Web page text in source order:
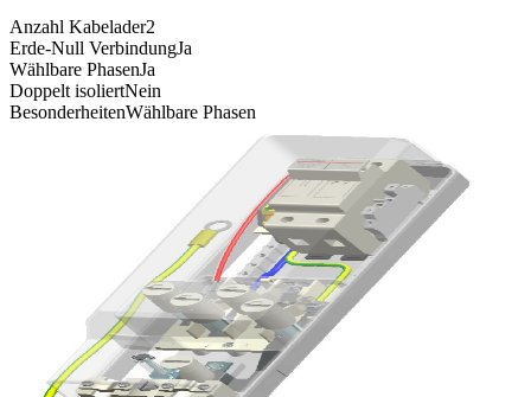
Anzahl Kabelader2
Erde-Null VerbindungJa
Wählbare PhasenJa
Doppelt isoliertNein
BesonderheitenWählbare Phasen